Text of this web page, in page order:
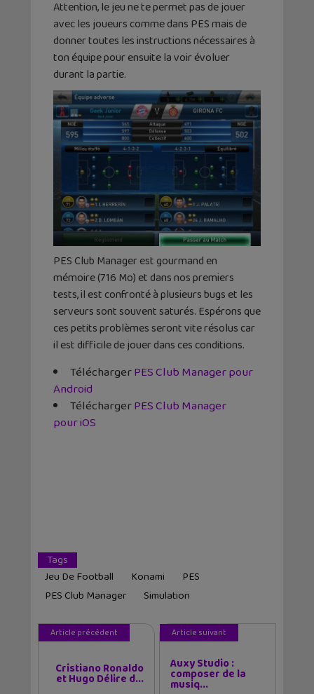
Attention, le jeu ne te permet pas de jouer
avec les joueurs comme dans PES mais de
donner toutes les instructions nécessaires à
ton équipe pour ensuite la voir évoluer
durant la partie.
PES Club Manager est gourmand en
mémoire (716 Mo) et dans nos premiers
tests, il est confronté à plusieurs bugs et les
serveurs sont souvent saturés. Espérons que
ces petits problèmes seront vite résolus car
il est difficile de jouer dans ces conditions.
TéléchargerPES Club Manager pour
Android
TéléchargerPES Club Manager
pour iOS
Tags
Jeu De Football
Konami
PES
PES Club Manager
Simulation
Article précédent
Cristiano Ronaldo
et Hugo Délire d...
Article suivant
Auxy Studio :
composer de la
musiq...